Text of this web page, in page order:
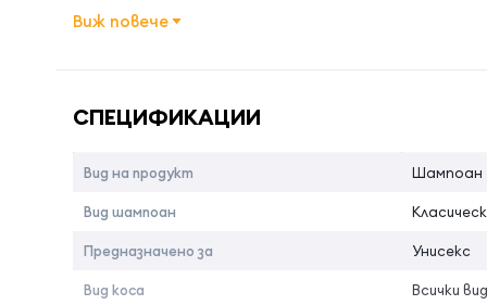
Страна на произход:Америка
Виж повече
СПЕЦИФИКАЦИИ
Вид на продукт Шампоан
Вид шампоан
Предназначено за Унисекс
Вид коса Всички